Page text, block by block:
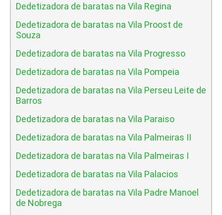
Dedetizadora de baratas na Vila Regina
Dedetizadora de baratas na Vila Proost de
Souza
Dedetizadora de baratas na Vila Progresso
Dedetizadora de baratas na Vila Pompeia
Dedetizadora de baratas na Vila Perseu Leite de
Barros
Dedetizadora de baratas na Vila Paraiso
Dedetizadora de baratas na Vila Palmeiras II
Dedetizadora de baratas na Vila Palmeiras I
Dedetizadora de baratas na Vila Palacios
Dedetizadora de baratas na Vila Padre Manoel
de Nobrega